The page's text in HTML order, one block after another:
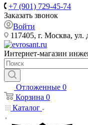
+7 (901) 729-45-74
Заказать звонок
Войти
117405, г. Москва, ул.
Интернет-магазин
Отложенные 0
Корзина 0
Каталог